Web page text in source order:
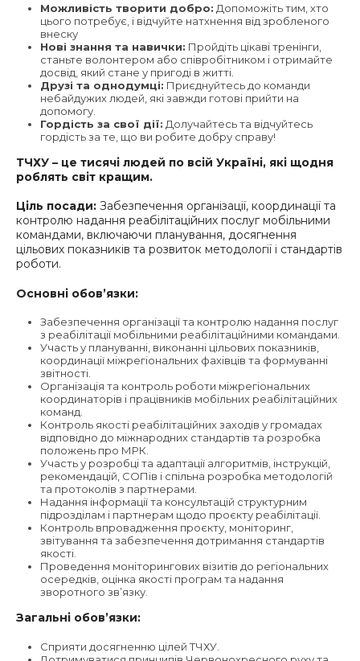
Можливість творити добро: Допоможіть тим, хто
цього потребує, і відчуйте натхнення від зробленого
внеску
Нові знання та навички: Пройдіть цікаві тренінги,
станьте волонтером або співробітником і отримайте
досвід, який стане у пригоді в житті.
Друзі та однодумці: Приєднуйтесь до команди
небайдужих людей, які завжди готові прийти на
допомогу.
Гордість за свої дії: Долучайтесь та відчуйтесь
гордість за те, що ви робите добру справу!
ТЧХУ – це тисячі людей по всій Україні, які щодня
роблять світ кращим.
Ціль посади: Забезпечення організації, координації та
контролю надання реабілітаційних послуг мобільними
командами, включаючи планування, досягнення
цільових показників та розвиток методології і стандартів
роботи.
Основні обов’язки:
Забезпечення організації та контролю надання послуг
з реабілітації мобільними реабілітаційними командами.
Участь у плануванні, виконанні цільових показників,
координації міжрегіональних фахівців та формуванні
звітності.
Організація та контроль роботи міжрегіональних
координаторів і працівників мобільних реабілітаційних
команд.
Контроль якості реабілітаційних заходів у громадах
відповідно до міжнародних стандартів та розробка
положень про МРК.
Участь у розробці та адаптації алгоритмів, інструкцій,
рекомендацій, СОПів і спільна розробка методологій
та протоколів з партнерами.
Надання інформації та консультацій структурним
підрозділам і партнерам щодо проєкту реабілітації.
Контроль впровадження проєкту, моніторинг,
звітування та забезпечення дотримання стандартів
якості.
Проведення моніторингових візитів до регіональних
осередків, оцінка якості програм та надання
зворотного зв’язку.
Загальні обов’язки:
Сприяти досягненню цілей ТЧХУ.